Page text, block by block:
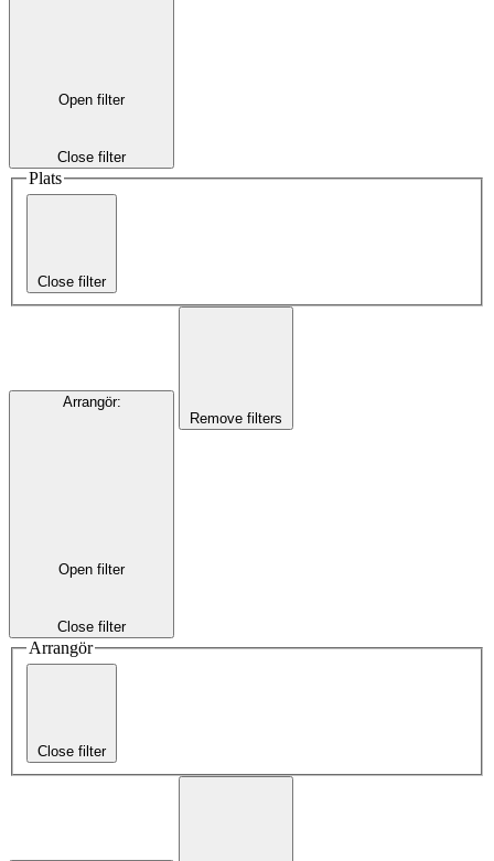
Open filter
Close filter
Plats
Close filter
Arrangör:
Open filter
Close filter
Remove filters
Arrangör
Close filter